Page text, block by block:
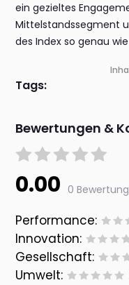
ein gezieltes
Mittelstandssegment
des Index so genau
Tags:
Bewertungen &
0.00 0
Performance:
Innovation:
Gesellschaft:
Umwelt: